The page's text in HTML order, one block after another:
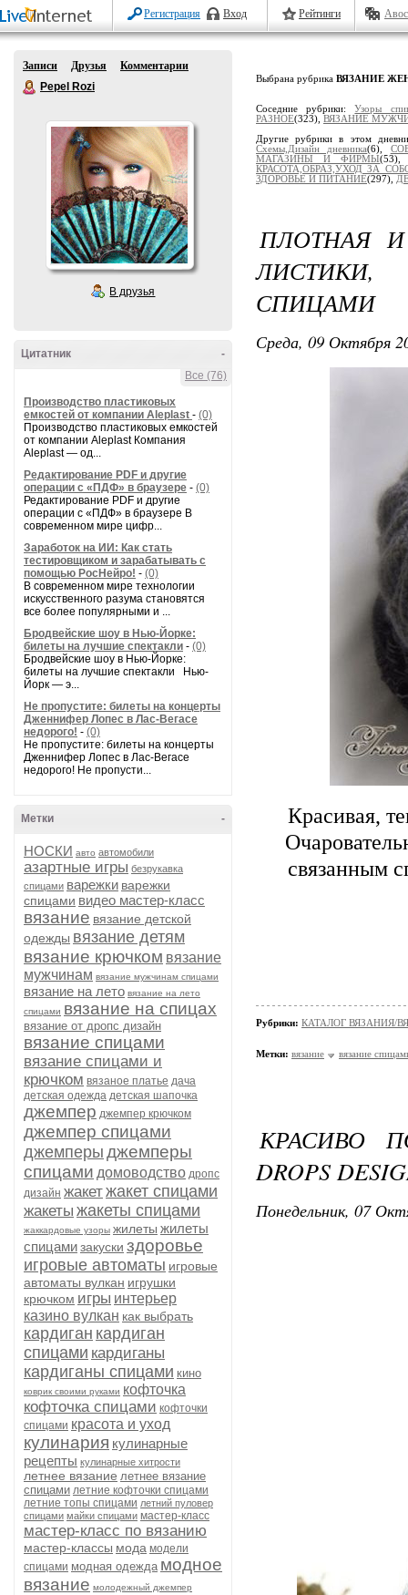
Регистрация Вход Рейтинги
Записи Друзья
Комментарии
Pepel Rozi
В друзья
-
Цитатник
Все (76)
Производство пластиковых
емкостей от компании Aleplast - (0)
Производство пластиковых емкостей
от компании Aleplast Компания
Aleplast — од...
Редактирование PDF и другие
операции с «ПДФ» в браузере - (0)
Редактирование PDF и другие
операции с «ПДФ» в браузере В
современном мире цифр...
Заработок на ИИ: Как стать
тестировщиком и зарабатывать с
помощью РосНейро! - (0)
В современном мире технологии
искусственного разума становятся
все более популярными и ...
Бродвейские шоу в Нью-Йорке:
билеты на лучшие спектакли - (0)
Бродвейские шоу в Нью-Йорке:
билеты на лучшие спектакли Нью-
Йорк — э...
Не пропустите: билеты на концерты
Дженнифер Лопес в Лас-Вегасе
недорого! - (0)
Не пропустите: билеты на концерты
Дженнифер Лопес в Лас-Вегасе
недорого! Не пропусти...
-
Метки
НОСКИ авто автомобили
азартные игры безрукавка
спицами варежки варежки
спицами видео мастер-класс
вязание вязание детской
одежды вязание детям
вязание крючком вязание
мужчинам вязание мужчинам спицами
вязание на лето вязание на лето
спицами вязание на спицах
вязание от дропс дизайн
вязание спицами
вязание спицами и
крючком вязаное платье дача
детская одежда детская шапочка
джемпер джемпер крючком
джемпер спицами
джемперы джемперы
спицами домоводство дропс
дизайн жакетжакет спицами
жакеты жакеты спицами
жаккардовые узоры жилеты жилеты
спицамизакуски здоровье
игровые автоматы игровые
автоматы вулкан игрушки
крючком игры интерьер
казино вулкан как выбрать
кардиган кардиган
спицами кардиганы
кардиганы спицами кино
коврик своими руками кофточка
кофточка спицами кофточки
спицами красота и уход
кулинария кулинарные
рецепты кулинарные хитрости
летнее вязание летнее вязание
спицами летние кофточки спицами
летние топы спицами летний пуловер
спицами майки спицами мастер-класс
мастер-класс по вязанию
мастер-классы мода модели
спицами модная одежда модное
вязание молодежный джемпер
Выбрана рубрика ВЯЗАНИЕ
Соседние рубрики:Узоры
РАЗНОЕ(323), ВЯЗАНИЕ
Другие рубрики в этом
Схемы,Дизайн дневника(6),
МАГАЗИНЫ И ФИРМЫ
КРАСОТА,ОБРАЗ,УХОД ЗА
ЗДОРОВЬЕ И ПИТАНИЕ(297),
ПЛОТНАЯ
СПИЦАМИ
Среда, 09 Октября
Красивая,
связанным
Рубрики: КАТАЛОГ ВЯЗАНИЯ/
Метки: вязание вязание
КРАСИВО
DROPS
Понедельник, 07